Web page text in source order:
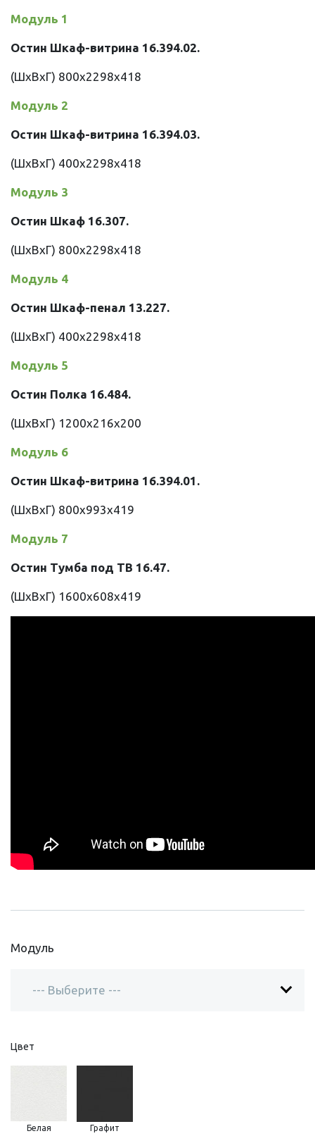
Модуль 1
Остин Шкаф-витрина 16.394.02.
(ШхВхГ) 800х2298х418
Модуль 2
Остин Шкаф-витрина 16.394.03.
(ШхВхГ) 400х2298х418
Модуль 3
Остин Шкаф 16.307.
(ШхВхГ) 800х2298х418
Модуль 4
Остин Шкаф-пенал 13.227.
(ШхВхГ) 400х2298х418
Модуль 5
Остин Полка 16.484.
(ШхВхГ) 1200х216х200
Модуль 6
Остин Шкаф-витрина 16.394.01 .
(ШхВхГ) 800х993х419
Модуль 7
Остин Тумба под ТВ 16.47.
(ШхВхГ) 1600х608х419
Модуль
Цвет
Белая
Графит